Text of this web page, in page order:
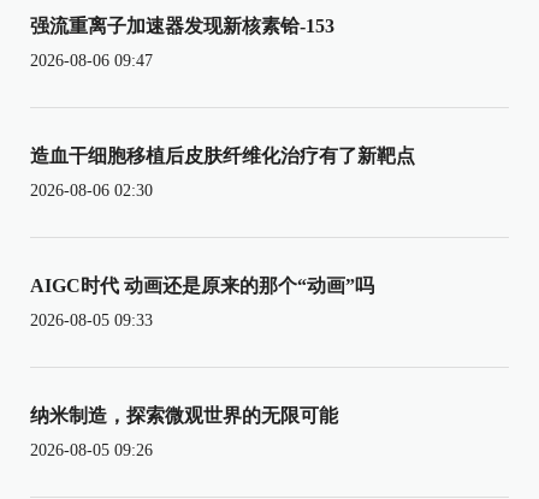
强流重离子加速器发现新核素铪-153
2026-08-06 09:47
造血干细胞移植后皮肤纤维化治疗有了新靶点
2026-08-06 02:30
AIGC时代 动画还是原来的那个“动画”吗
2026-08-05 09:33
纳米制造，探索微观世界的无限可能
2026-08-05 09:26